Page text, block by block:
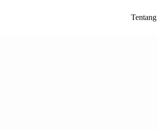
Tentang